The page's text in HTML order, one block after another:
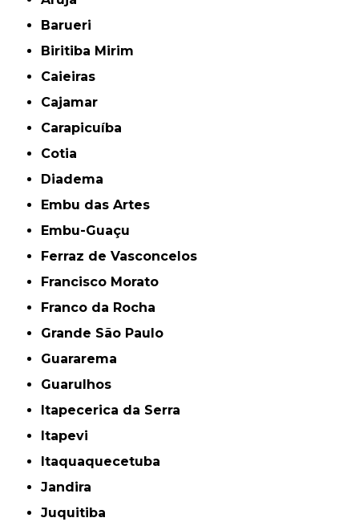
Barueri
Biritiba Mirim
Caieiras
Cajamar
Carapicuíba
Cotia
Diadema
Embu das Artes
Embu-Guaçu
Ferraz de Vasconcelos
Francisco Morato
Franco da Rocha
Grande São Paulo
Guararema
Guarulhos
Itapecerica da Serra
Itapevi
Itaquaquecetuba
Jandira
Juquitiba